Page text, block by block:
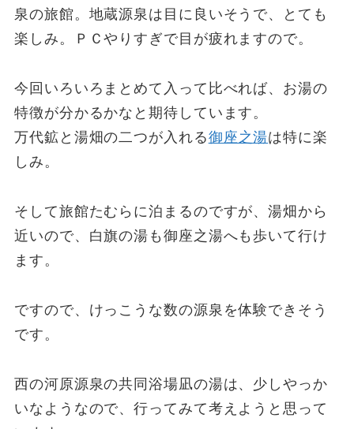
泉の旅館。地蔵源泉は目に良いそうで、とても
楽しみ。ＰＣやりすぎで目が疲れますので。
今回いろいろまとめて入って比べれば、お湯の
特徴が分かるかなと期待しています。
万代鉱と湯畑の二つが入れる御座之湯は特に楽
しみ。
そして旅館たむらに泊まるのですが、湯畑から
近いので、白旗の湯も御座之湯へも歩いて行け
ます。
ですので、けっこうな数の源泉を体験できそう
です。
西の河原源泉の共同浴場凪の湯は、少しやっか
いなようなので、行ってみて考えようと思って